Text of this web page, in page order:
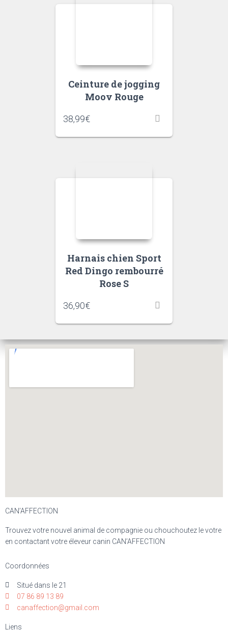
Ceinture de jogging
Moov Rouge
38,99€
Harnais chien Sport
Red Dingo rembourré
Rose S
36,90€
CAN’AFFECTION
Trouvez votre nouvel animal de compagnie ou chouchoutez le votre
en contactant votre éleveur canin CAN’AFFECTION
Coordonnées
Situé dans le 21
07 86 89 13 89
canaffection@gmail.com
Liens